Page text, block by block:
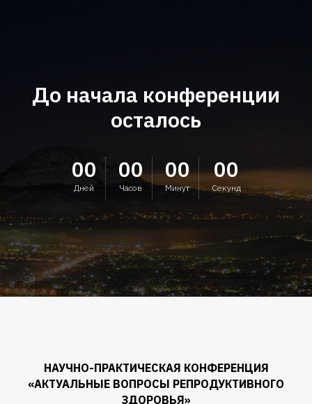
До начала конференции
осталось
00
Дней
00
Часов
00
Минут
00
Секунд
НАУЧНО-ПРАКТИЧЕСКАЯ КОНФЕРЕНЦИЯ
«АКТУАЛЬНЫЕ ВОПРОСЫ РЕПРОДУКТИВНОГО
ЗДОРОВЬЯ»